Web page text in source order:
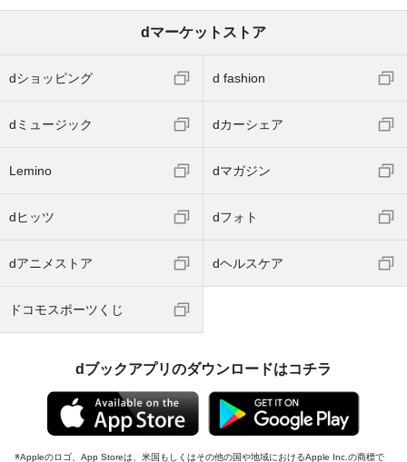
dマーケットストア
dショッピング d fashion
dミュージック dカーシェア
Lemino dマガジン
dヒッツ dフォト
dアニメストア dヘルスケア
ドコモスポーツくじ
dブックアプリのダウンロードはコチラ
Appleのロゴ、App Storeは、米国もしくはその他の国や地域におけるApple Inc.の商標で